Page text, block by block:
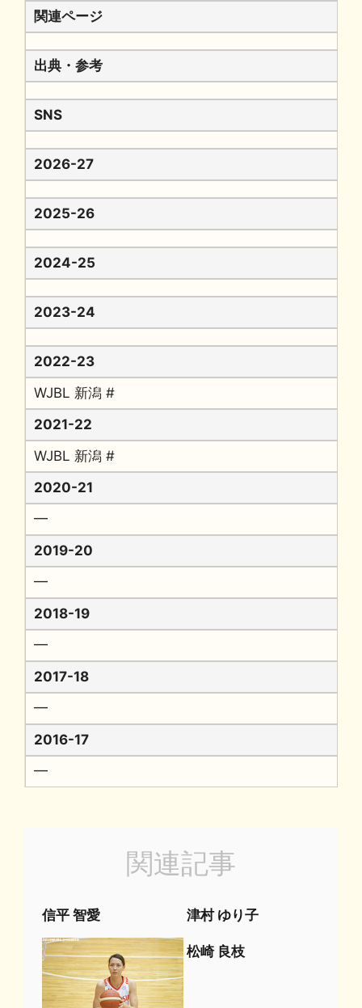
関連ページ
出典・参考
SNS
2026-27
2025-26
2024-25
2023-24
2022-23
WJBL 新潟 #
2021-22
WJBL 新潟 #
2020-21
━
2019-20
━
2018-19
━
2017-18
━
2016-17
━
関連記事
信平 智愛 津村 ゆり子
松崎 良枝